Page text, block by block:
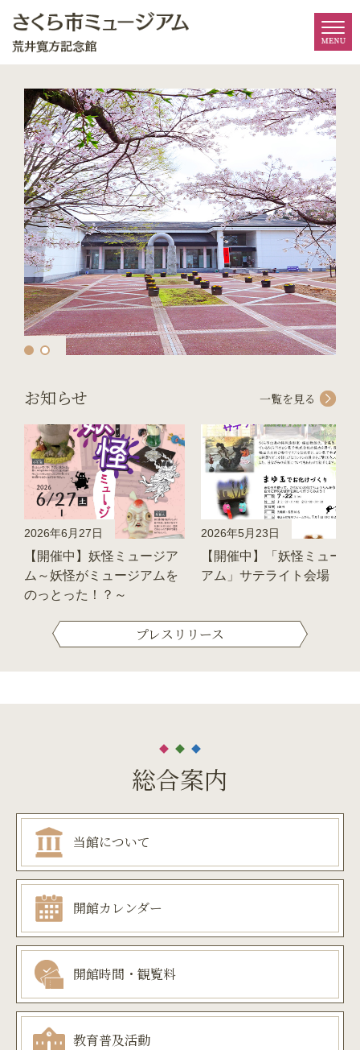
お知らせ 一覧を見る
2026年6月27日
【開催中】妖怪ミュージア
ム～妖怪がミュージアムを
のっとった！？～
2026年5月23日
【開催中】「妖怪ミュージ
アム」サテライト会場
プレスリリース
総合案内
当館について
開館カレンダー
開館時間・観覧料
教育普及活動